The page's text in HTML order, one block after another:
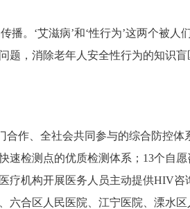
。‘艾滋病’和‘性行为’这两个被人
题，消除老年人安全性行为的知识
作、全社会共同参与的综合防控体
速检测点的优质检测体系；13个自
疗机构开展医务人员主动提供HIV咨
六合区人民医院、江宁医院、溧水